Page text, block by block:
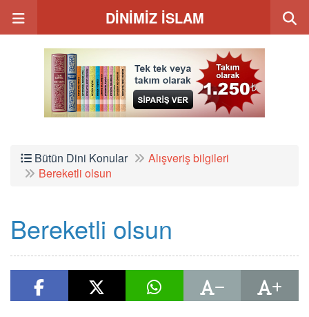
DİNİMİZ İSLAM
Bütün Dini Konular
Alışveriş bilgileri
Bereketli olsun
Bereketli olsun